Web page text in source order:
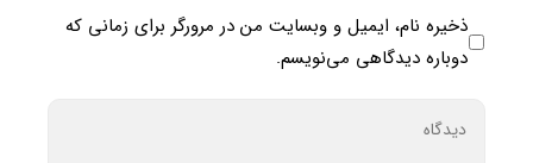
ذخیره نام، ایمیل و وبسایت من در مرورگر برای زمانی که
دوباره دیدگاهی می‌نویسم.